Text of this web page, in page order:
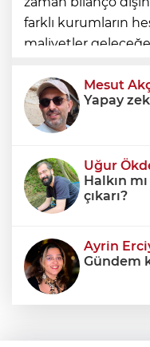
farklı kurumların
maliyetler
yalnızca bütçe
Mesut
Yapay
Uğur
Halkın
çıkarı?
Ayrin
Gündem